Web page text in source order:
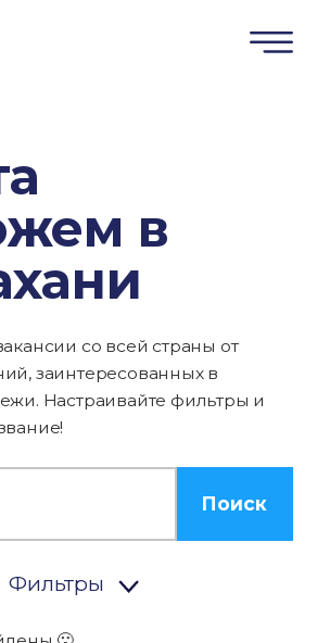
в
со всей страны от
заинтересованных в
Настраивайте фильтры и
Поиск
Фильтры